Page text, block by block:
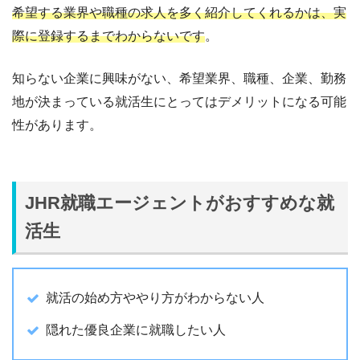
希望する業界や職種の求人を多く紹介してくれるかは、実
際に登録するまでわからないです。
知らない企業に興味がない、希望業界、職種、企業、勤務
地が決まっている就活生にとってはデメリットになる可能
性があります。
JHR就職エージェントがおすすめな就
活生
就活の始め方ややり方がわからない人
隠れた優良企業に就職したい人